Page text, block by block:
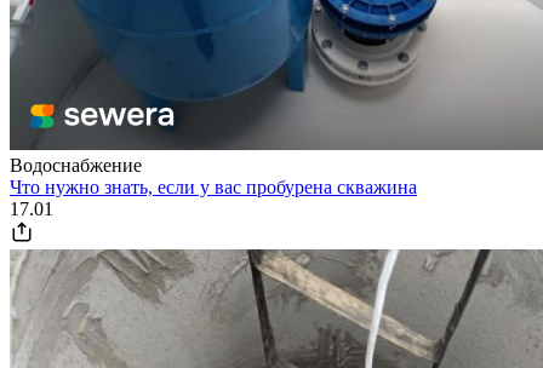
Водоснабжение
Что нужно знать, если у вас пробурена скважина
17.01